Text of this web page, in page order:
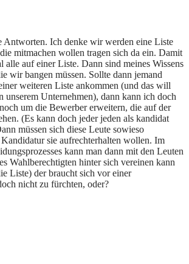
Antworten. Ich denke wir werden eine Liste
mitmachen wollen tragen sich da ein. Damit
alle auf einer Liste. Dann sind meines Wissens
wir bangen müssen. Sollte dann jemand
weiteren Liste ankommen (und das will
unserem Unternehmen), dann kann ich doch
um die Bewerber erweitern, die auf der
(Es kann doch jeder jeden als kandidat
müssen sich diese Leute sowieso
sie aufrechterhalten wollen. Im
kann man dann mit den Leuten
Wahlberechtigten hinter sich vereinen kann
Liste) der braucht sich vor einer
nicht zu fürchten, oder?